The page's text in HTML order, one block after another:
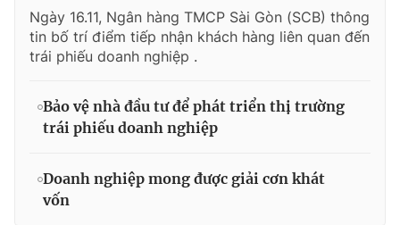
Ngày 16.11, Ngân hàng TMCP Sài Gòn (SCB) thông
tin bố trí điểm tiếp nhận khách hàng liên quan đến
trái phiếu doanh nghiệp .
Bảo vệ nhà đầu tư để phát triển thị trường
trái phiếu doanh nghiệp
Doanh nghiệp mong được giải cơn khát
vốn